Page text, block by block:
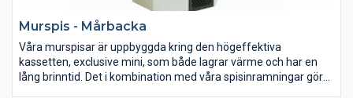
Murspis - Mårbacka
Våra murspisar är uppbyggda kring den högeffektiva
kassetten, exclusive mini, som både lagrar värme och har en
lång brinntid. Det i kombination med våra spisinramningar gör